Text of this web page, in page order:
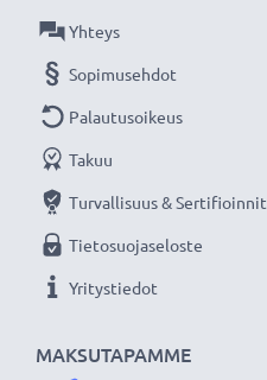
MAKSUTAPAMME
Yhteys
Sopimusehdot
Palautusoikeus
Takuu
Turvallisuus & Sertifioinnit
Tietosuojaseloste
Yritystiedot